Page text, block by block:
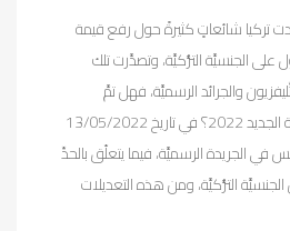
شائعاتٍ كثيرةً حول رفع قيمة
الجنسيَّة التُّركيَّة، وتصدَّرت تلك
والجرائد الرسميَّة، فهل تمَّ
تطبيق قانون الجنسية التركية الجديد 2022؟ في تاريخ 13/05/2022
الجريدة الرسميَّة، فيما يتعلّق بالحدِّ
التُّركيَّة، ومن هذه التعديلات